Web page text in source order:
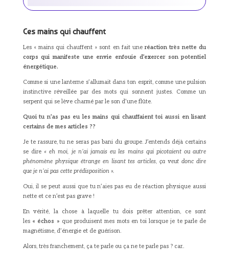
Ces mains qui chauffent
Les « mains qui chauffent » sont en fait une réaction très nette du
corps qui manifeste une envie enfouie d’exercer son potentiel
énergétique.
Comme si une lanterne s’allumait dans ton esprit, comme une pulsion
instinctive réveillée par des mots qui sonnent justes. Comme un
serpent qui se lève charmé par le son d’une flûte.
Quoi tu n’as pas eu les mains qui chauffaient toi aussi en lisant
certains de mes articles ??
Je te rassure, tu ne seras pas bani du groupe. J’entends déjà certains
se dire « eh moi, je n’ai jamais eu les mains qui picotaient ou autre
phénomène physique étrange en lisant tes articles, ça veut donc dire
que je n’ai pas cette prédisposition ».
Oui, il se peut aussi que tu n’aies pas eu de réaction physique aussi
nette et ce n’est pas grave !
En vérité, la chose à laquelle tu dois prêter attention, ce sont
les « échos » que produisent mes mots en toi lorsque je te parle de
magnétisme, d’énergie et de guérison.
Alors, très franchement, ça te parle ou ça ne te parle pas ? car..